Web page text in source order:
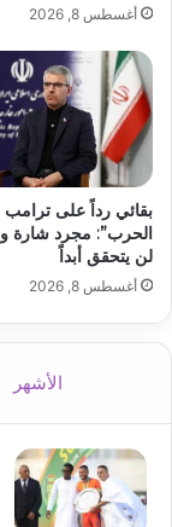
أغسطس 8, 2026
بقائي رداً على ترامب
الحرب”: مجرد شارة
لن يتحقق أبداً
أغسطس 8, 2026
الأشهر